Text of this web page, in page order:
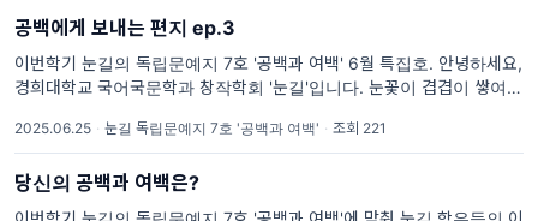
공백에게 보내는 편지 ep.3
이번학기 눈길의 독립문예지 7호 '공백과 여백' 6월 특집호. 안녕하세요,
경희대학교 국어국문학과 창작학회 '눈길'입니다. 눈꽃이 겹겹이 쌓여 아
바라며 매학기 독립문예지를
2025.06.25 · 눈길 독립문예지 7호 '공백과 여백' · 조회 221
당신의 공백과 여백은?